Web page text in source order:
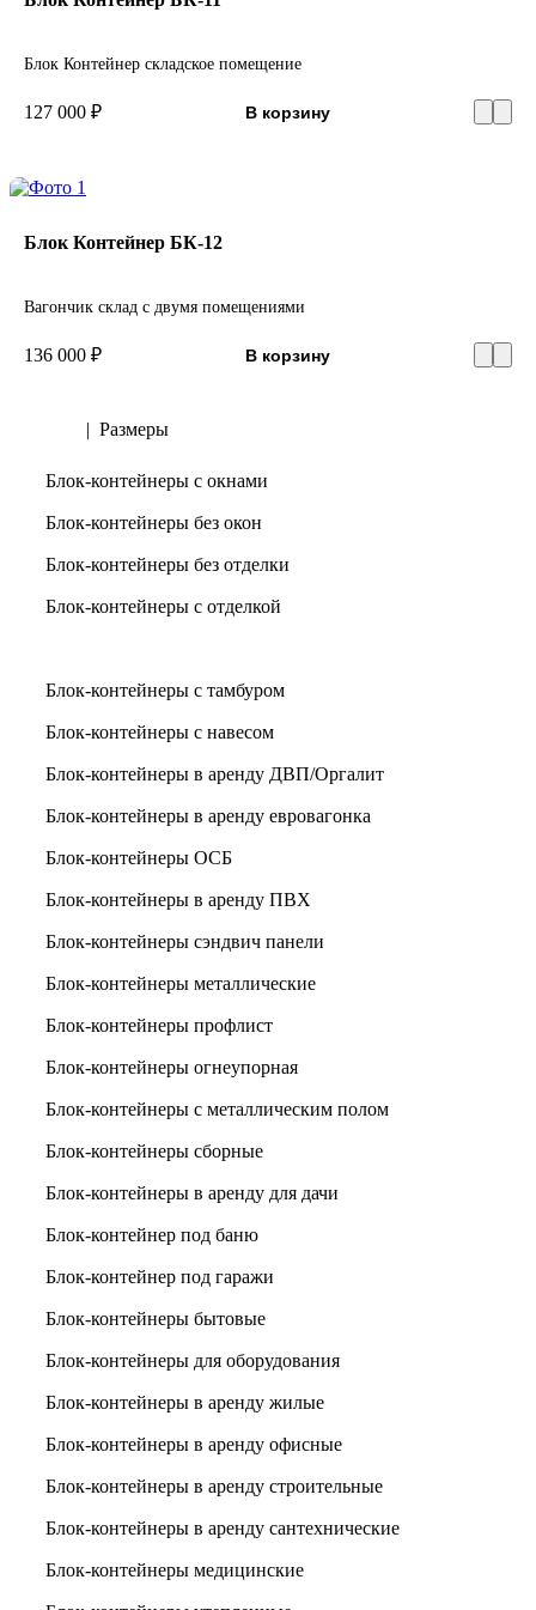
Блок Контейнер складское помещение
127 000 ₽ В корзину
Блок Контейнер БК-12
Вагончик склад с двумя помещениями
136 000 ₽ В корзину
| Размеры
Блок-контейнеры с окнами
Блок-контейнеры без окон
Блок-контейнеры без отделки
Блок-контейнеры с отделкой
Блок-контейнеры с тамбуром
Блок-контейнеры с навесом
Блок-контейнеры в аренду ДВП/Оргалит
Блок-контейнеры в аренду евровагонка
Блок-контейнеры ОСБ
Блок-контейнеры в аренду ПВХ
Блок-контейнеры сэндвич панели
Блок-контейнеры металлические
Блок-контейнеры профлист
Блок-контейнеры огнеупорная
Блок-контейнеры с металлическим полом
Блок-контейнеры сборные
Блок-контейнеры в аренду для дачи
Блок-контейнер под баню
Блок-контейнер под гаражи
Блок-контейнеры бытовые
Блок-контейнеры для оборудования
Блок-контейнеры в аренду жилые
Блок-контейнеры в аренду офисные
Блок-контейнеры в аренду строительные
Блок-контейнеры в аренду сантехнические
Блок-контейнеры медицинские